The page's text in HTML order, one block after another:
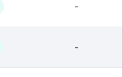
-
-